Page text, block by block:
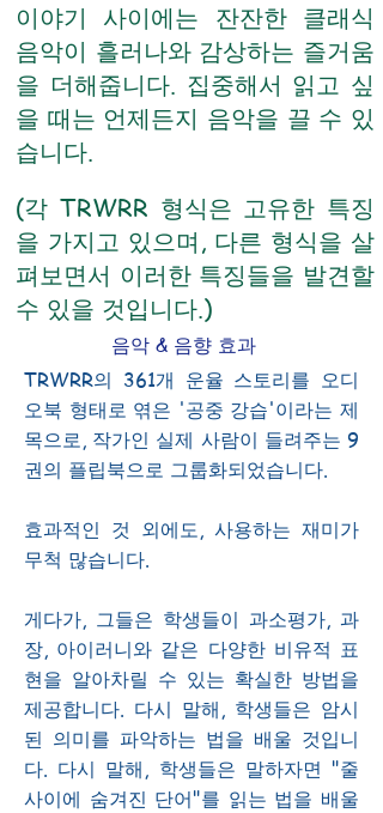
이야기 사이에는 잔잔한 클래식
음악이 흘러나와 감상하는 즐거움
을 더해줍니다. 집중해서 읽고 싶
을 때는 언제든지 음악을 끌 수 있
습니다.
(각 TRWRR 형식은 고유한 특징
을 가지고 있으며, 다른 형식을 살
펴보면서 이러한 특징들을 발견할
수 있을 것입니다.)
음악 & 음향 효과
TRWRR의 361개 운율 스토리를 오디
오북 형태로 엮은 '공중 강습'이라는 제
목으로, 작가인 실제 사람이 들려주는 9
권의 플립북으로 그룹화되었습니다.
효과적인 것 외에도, 사용하는 재미가
무척 많습니다.
게다가, 그들은 학생들이 과소평가, 과
장, 아이러니와 같은 다양한 비유적 표
현을 알아차릴 수 있는 확실한 방법을
제공합니다. 다시 말해, 학생들은 암시
된 의미를 파악하는 법을 배울 것입니
다. 다시 말해, 학생들은 말하자면 "줄
사이에 숨겨진 단어"를 읽는 법을 배울